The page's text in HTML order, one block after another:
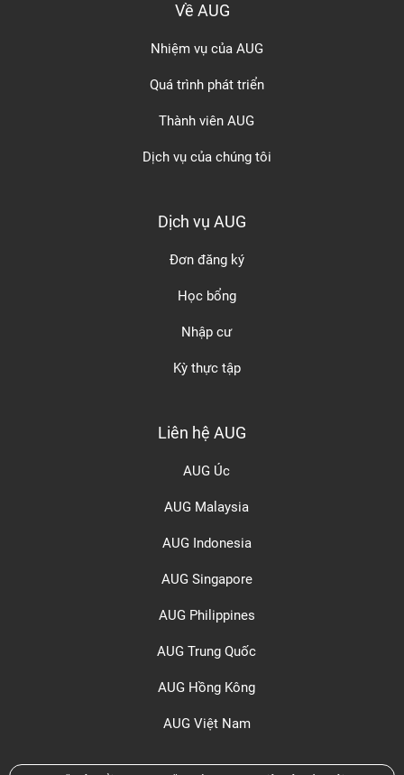
Về AUG
Nhiệm vụ của AUG
Quá trình phát triển
Thành viên AUG
Dịch vụ của chúng tôi
Dịch vụ AUG
Đơn đăng ký
Học bổng
Nhập cư
Kỳ thực tập
Liên hệ AUG
AUG Úc
AUG Malaysia
AUG Indonesia
AUG Singapore
AUG Philippines
AUG Trung Quốc
AUG Hồng Kông
AUG Việt Nam